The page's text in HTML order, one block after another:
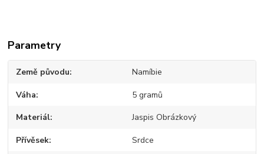
Parametry
Země původu Namíbie
Váha 5 gramů
Materiál Jaspis Obrázkový
Přívěsek Srdce